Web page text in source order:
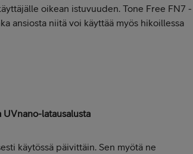
oikean istuvuuden. Tone Free FN7 -
ansiosta niitä voi käyttää myös hikoillessa
latausalusta
käytössä päivittäin. Sen myötä ne